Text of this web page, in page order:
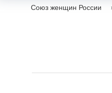
Союз женщин России